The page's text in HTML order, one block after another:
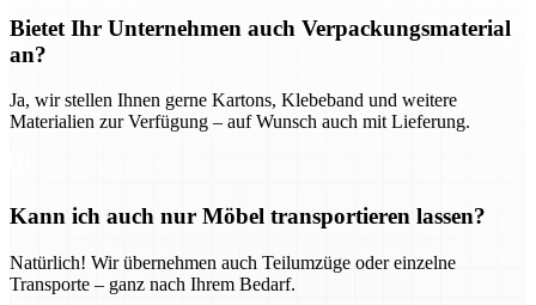
Bietet Ihr Unternehmen auch Verpackungsmaterial
an?
Ja, wir stellen Ihnen gerne Kartons, Klebeband und weitere
Materialien zur Verfügung – auf Wunsch auch mit Lieferung.
Kann ich auch nur Möbel transportieren lassen?
Natürlich! Wir übernehmen auch Teilumzüge oder einzelne
Transporte – ganz nach Ihrem Bedarf.